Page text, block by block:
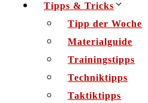
Tipps & Tricks
Tipp der Woche
Materialguide
Trainingstipps
Techniktipps
Taktiktipps